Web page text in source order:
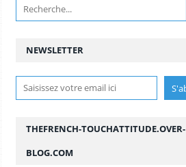
NEWSLETTER
THEFRENCH-TOUCHATTITUDE.OVER-
BLOG.COM